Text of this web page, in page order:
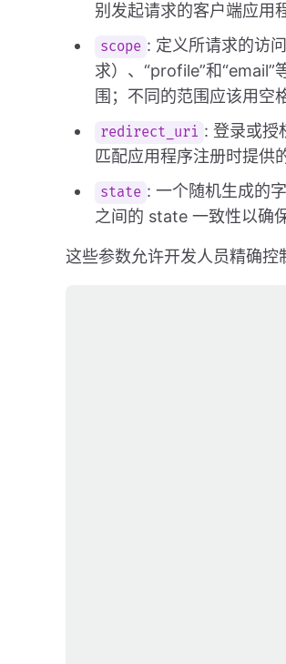
别发起请求的客户端应用
scope : 定义所请求的访
求）、“profile”和“email”
围；不同的范围应该用空
redirect_uri : 登录或授
匹配应用程序注册时提供
state : 一个随机生成的
之间的 state 一致性以确
这些参数允许开发人员精确控